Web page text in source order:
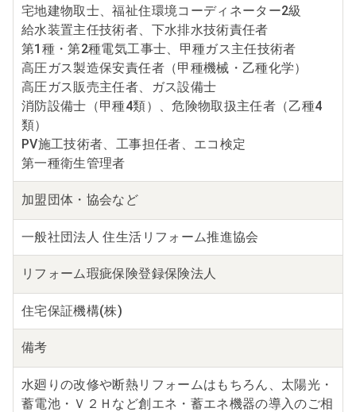
宅地建物取士、福祉住環境コーディネーター2級
給水装置主任技術者、下水排水技術責任者
第1種・第2種電気工事士、甲種ガス主任技術者
高圧ガス製造保安責任者（甲種機械・乙種化学）
高圧ガス販売主任者、ガス設備士
消防設備士（甲種4類）、危険物取扱主任者（乙種4
類）
PV施工技術者、工事担任者、エコ検定
第一種衛生管理者
加盟団体・ 協会など
一般社団法人 住生活リフォーム推進協会
リフォーム瑕疵保険登録保険法人
住宅保証機構(株)
備考
水廻りの改修や断熱リフォームはもちろん、太陽光・
蓄電池・Ｖ２Ｈなど創エネ・蓄エネ機器の導入のご相